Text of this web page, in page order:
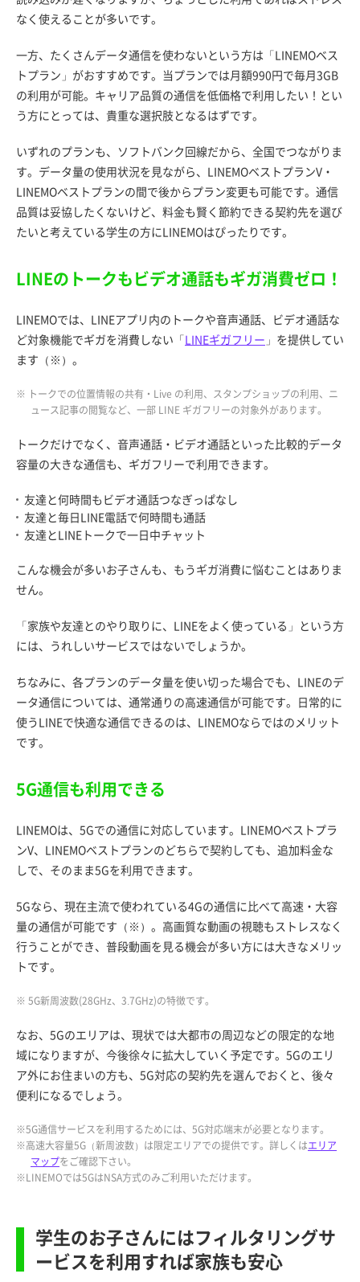
なく使えることが多いです。
一方、たくさんデータ通信を使わないという方は「LINEMOベス
トプラン」がおすすめです。当プランでは月額990円で毎月3GB
の利用が可能。キャリア品質の通信を低価格で利用したい！とい
う方にとっては、貴重な選択肢となるはずです。
いずれのプランも、ソフトバンク回線だから、全国でつながりま
す。データ量の使用状況を見ながら、LINEMOベストプランV・
LINEMOベストプランの間で後からプラン変更も可能です。通信
品質は妥協したくないけど、料金も賢く節約できる契約先を選び
たいと考えている学生の方にLINEMOはぴったりです。
LINEのトークもビデオ通話もギガ消費ゼロ！
LINEMOでは、LINEアプリ内のトークや音声通話、ビデオ通話な
ど対象機能でギガを消費しない「LINEギガフリー 」を提供してい
ます（※）。
※ トークでの位置情報の共有・Live の利用、スタンプショップの利用、ニ
ュース記事の閲覧など、一部 LINE ギガフリーの対象外があります。
トークだけでなく、音声通話・ビデオ通話といった比較的データ
容量の大きな通信も、ギガフリーで利用できます。
友達と何時間もビデオ通話つなぎっぱなし
友達と毎日LINE電話で何時間も通話
友達とLINEトークで一日中チャット
こんな機会が多いお子さんも、もうギガ消費に悩むことはありま
せん。
「家族や友達とのやり取りに、LINEをよく使っている」という方
には、うれしいサービスではないでしょうか。
ちなみに、各プランのデータ量を使い切った場合でも、LINEのデ
ータ通信については、通常通りの高速通信が可能です。日常的に
使うLINEで快適な通信できるのは、LINEMOならではのメリット
です。
5G通信も利用できる
LINEMOは、5Gでの通信に対応しています。LINEMOベストプラ
ンV、LINEMOベストプランのどちらで契約しても、追加料金な
しで、そのまま5Gを利用できます。
5Gなら、現在主流で使われている4Gの通信に比べて高速・大容
量の通信が可能です（※）。高画質な動画の視聴もストレスなく
行うことができ、普段動画を見る機会が多い方には大きなメリッ
トです。
※ 5G新周波数(28GHz、3.7GHz)の特徴です。
なお、5Gのエリアは、現状では大都市の周辺などの限定的な地
域になりますが、今後徐々に拡大していく予定です。5Gのエリ
ア外にお住まいの方も、5G対応の契約先を選んでおくと、後々
便利になるでしょう。
※5G通信サービスを利用するためには、5G対応端末が必要となります。
※高速大容量5G（新周波数）は限定エリアでの提供です。詳しくはエリア
マップをご確認下さい。
※LINEMOでは5GはNSA方式のみご利用いただけます。
学生のお子さんにはフィルタリングサ
ービスを利用すれば家族も安心